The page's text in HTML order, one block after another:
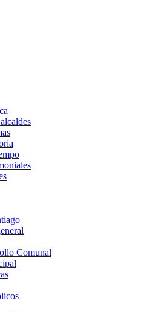
Comunal